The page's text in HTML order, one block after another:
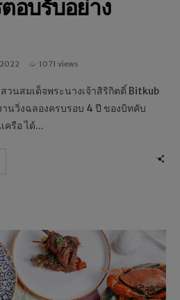
อบรับอย่าง
1071 views
นสมเด็จพระนางเจ้าสิริกิตติ์ Bitkub
นวิ่งฉลองครบรอบ 4 ปี ของบิทคับ
ครือ ได้...